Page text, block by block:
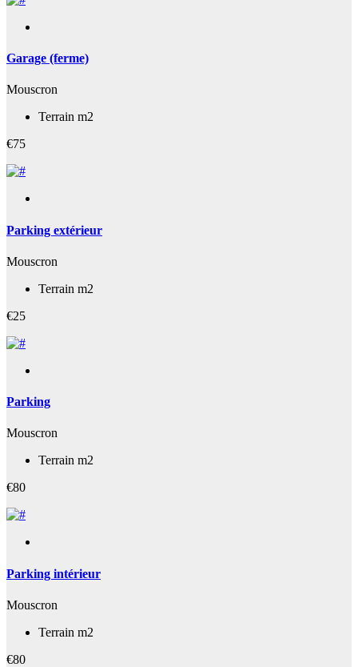
Garage (ferme)
Mouscron
Terrain m2
€75
Parking extérieur
Mouscron
Terrain m2
€25
Parking
Mouscron
Terrain m2
€80
Parking intérieur
Mouscron
Terrain m2
€80